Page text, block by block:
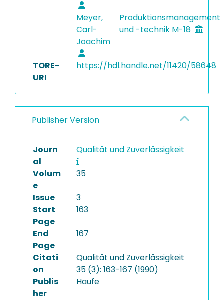
Meyer,
Carl-
Joachim
Produktionsmanagement
und -technik M-18
TORE-
URI
https://hdl.handle.net/11420/58648
Publisher Version
Journ
al
Qualität und Zuverlässigkeit
Volum
e
35
Issue
3
Start
Page
163
End
Page
167
Citati
on
Qualität und Zuverlässigkeit
35 (3): 163-167 (1990)
Publis
her
Haufe